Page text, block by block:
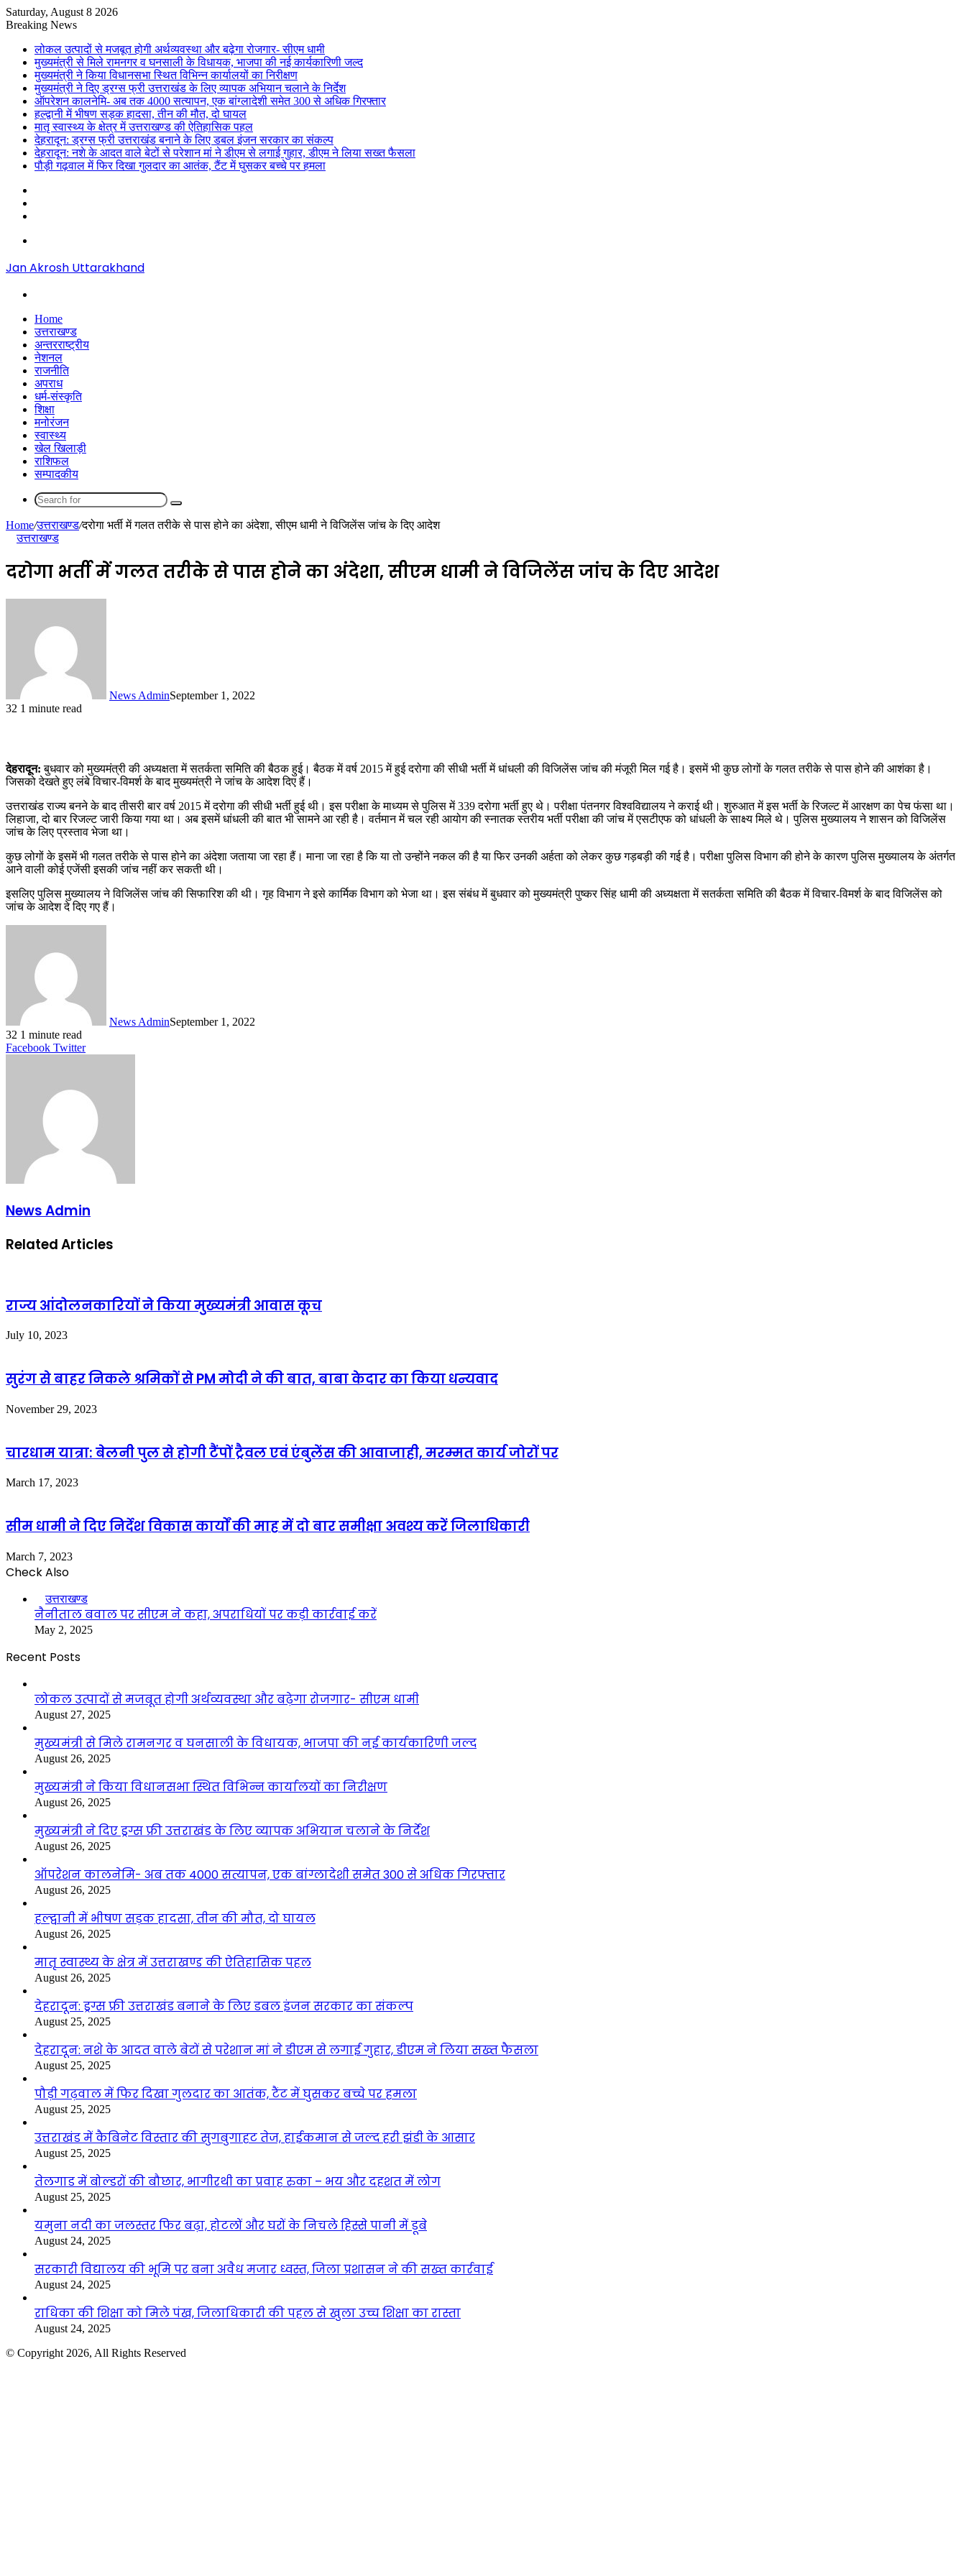
Saturday, August 8 2026
Breaking News
लोकल उत्पादों से मजबूत होगी अर्थव्यवस्था और बढ़ेगा रोजगार- सीएम धामी
मुख्यमंत्री से मिले रामनगर व घनसाली के विधायक, भाजपा की नई कार्यकारिणी जल्द
मुख्यमंत्री ने किया विधानसभा स्थित विभिन्न कार्यालयों का निरीक्षण
मुख्यमंत्री ने दिए ड्रग्स फ्री उत्तराखंड के लिए व्यापक अभियान चलाने के निर्देश
ऑपरेशन कालनेमि- अब तक 4000 सत्यापन, एक बांग्लादेशी समेत 300 से अधिक गिरफ्तार
हल्द्वानी में भीषण सड़क हादसा, तीन की मौत, दो घायल
मातृ स्वास्थ्य के क्षेत्र में उत्तराखण्ड की ऐतिहासिक पहल
देहरादून: ड्रग्स फ्री उत्तराखंड बनाने के लिए डबल इंजन सरकार का संकल्प
देहरादून: नशे के आदत वाले बेटों से परेशान मां ने डीएम से लगाई गुहार, डीएम ने लिया सख्त फैसला
पौड़ी गढ़वाल में फिर दिखा गुलदार का आतंक, टैंट में घुसकर बच्चे पर हमला
Jan Akrosh Uttarakhand
Home
उत्तराखण्ड
अन्तरराष्ट्रीय
नेशनल
राजनीति
अपराध
धर्म-संस्कृति
शिक्षा
मनोरंजन
स्वास्थ्य
खेल खिलाड़ी
राशिफल
सम्पादकीय
Search
for
Home/उत्तराखण्ड/दरोगा भर्ती में गलत तरीके से पास होने का अंदेशा, सीएम धामी ने विजिलेंस जांच के दिए आदेश
उत्तराखण्ड
दरोगा भर्ती में गलत तरीके से पास होने का अंदेशा, सीएम धामी ने विजिलेंस जांच के दिए आदेश
News AdminSeptember 1, 2022
32 1 minute read
देहरादून: बुधवार को मुख्यमंत्री की अध्यक्षता में सतर्कता समिति की बैठक हुई। बैठक में वर्ष 2015 में हुई दरोगा की सीधी भर्ती में धांधली की विजिलेंस जांच की मंजूरी मिल गई है। इसमें भी कुछ लोगों के गलत तरीके से पास होने की आशंका है।
जिसको देखते हुए लंबे विचार-विमर्श के बाद मुख्यमंत्री ने जांच के आदेश दिए हैं।
उत्तराखंड राज्य बनने के बाद तीसरी बार वर्ष 2015 में दरोगा की सीधी भर्ती हुई थी। इस परीक्षा के माध्यम से पुलिस में 339 दरोगा भर्ती हुए थे। परीक्षा पंतनगर विश्वविद्यालय ने कराई थी। शुरुआत में इस भर्ती के रिजल्ट में आरक्षण का पेच फंसा था।
लिहाजा, दो बार रिजल्ट जारी किया गया था। अब इसमें धांधली की बात भी सामने आ रही है। वर्तमान में चल रही आयोग की स्नातक स्तरीय भर्ती परीक्षा की जांच में एसटीएफ को धांधली के साक्ष्य मिले थे। पुलिस मुख्यालय ने शासन को विजिलेंस
जांच के लिए प्रस्ताव भेजा था।
कुछ लोगों के इसमें भी गलत तरीके से पास होने का अंदेशा जताया जा रहा हैं। माना जा रहा है कि या तो उन्होंने नकल की है या फिर उनकी अर्हता को लेकर कुछ गड़बड़ी की गई है। परीक्षा पुलिस विभाग की होने के कारण पुलिस मुख्यालय के अंतर्गत
आने वाली कोई एजेंसी इसकी जांच नहीं कर सकती थी।
इसलिए पुलिस मुख्यालय ने विजिलेंस जांच की सिफारिश की थी। गृह विभाग ने इसे कार्मिक विभाग को भेजा था। इस संबंध में बुधवार को मुख्यमंत्री पुष्कर सिंह धामी की अध्यक्षता में सतर्कता समिति की बैठक में विचार-विमर्श के बाद विजिलेंस को
जांच के आदेश दे दिए गए हैं।
News AdminSeptember 1, 2022
32 1 minute read
Facebook TwitterLinkedIn
Tumblr
Pinterest
Reddit
VKontakte
Share
Print
News Admin
Related Articles
राज्य आंदोलनकारियों ने किया मुख्यमंत्री आवास कूच
July 10, 2023
सुरंग से बाहर निकले श्रमिकों से PM मोदी ने की बात, बाबा केदार का किया धन्यवाद
November 29, 2023
चारधाम यात्रा: बेलनी पुल से होगी टैंपों ट्रैवल एवं एंबुलेंस की आवाजाही, मरम्मत कार्य जोरों पर
March 17, 2023
सीम धामी ने दिए निर्देश विकास कार्यों की माह में दो बार समीक्षा अवश्य करें जिलाधिकारी
March 7, 2023
Check Also
उत्तराखण्ड
नैनीताल बवाल पर सीएम ने कहा, अपराधियों पर कड़ी कार्रवाई करें
May 2, 2025
Recent Posts
लोकल उत्पादों से मजबूत होगी अर्थव्यवस्था और बढ़ेगा रोजगार- सीएम धामी
August 27, 2025
मुख्यमंत्री से मिले रामनगर व घनसाली के विधायक, भाजपा की नई कार्यकारिणी जल्द
August 26, 2025
मुख्यमंत्री ने किया विधानसभा स्थित विभिन्न कार्यालयों का निरीक्षण
August 26, 2025
मुख्यमंत्री ने दिए ड्रग्स फ्री उत्तराखंड के लिए व्यापक अभियान चलाने के निर्देश
August 26, 2025
ऑपरेशन कालनेमि- अब तक 4000 सत्यापन, एक बांग्लादेशी समेत 300 से अधिक गिरफ्तार
August 26, 2025
हल्द्वानी में भीषण सड़क हादसा, तीन की मौत, दो घायल
August 26, 2025
मातृ स्वास्थ्य के क्षेत्र में उत्तराखण्ड की ऐतिहासिक पहल
August 26, 2025
देहरादून: ड्रग्स फ्री उत्तराखंड बनाने के लिए डबल इंजन सरकार का संकल्प
August 25, 2025
देहरादून: नशे के आदत वाले बेटों से परेशान मां ने डीएम से लगाई गुहार, डीएम ने लिया सख्त फैसला
August 25, 2025
पौड़ी गढ़वाल में फिर दिखा गुलदार का आतंक, टैंट में घुसकर बच्चे पर हमला
August 25, 2025
उत्तराखंड में कैबिनेट विस्तार की सुगबुगाहट तेज, हाईकमान से जल्द हरी झंडी के आसार
August 25, 2025
तेलगाड में बोल्डरों की बौछार, भागीरथी का प्रवाह रुका – भय और दहशत में लोग
August 25, 2025
यमुना नदी का जलस्तर फिर बढ़ा, होटलों और घरों के निचले हिस्से पानी में डूबे
August 24, 2025
सरकारी विद्यालय की भूमि पर बना अवैध मजार ध्वस्त, जिला प्रशासन ने की सख्त कार्रवाई
August 24, 2025
राधिका की शिक्षा को मिले पंख, जिलाधिकारी की पहल से खुला उच्च शिक्षा का रास्ता
August 24, 2025
© Copyright 2026, All Rights Reserved